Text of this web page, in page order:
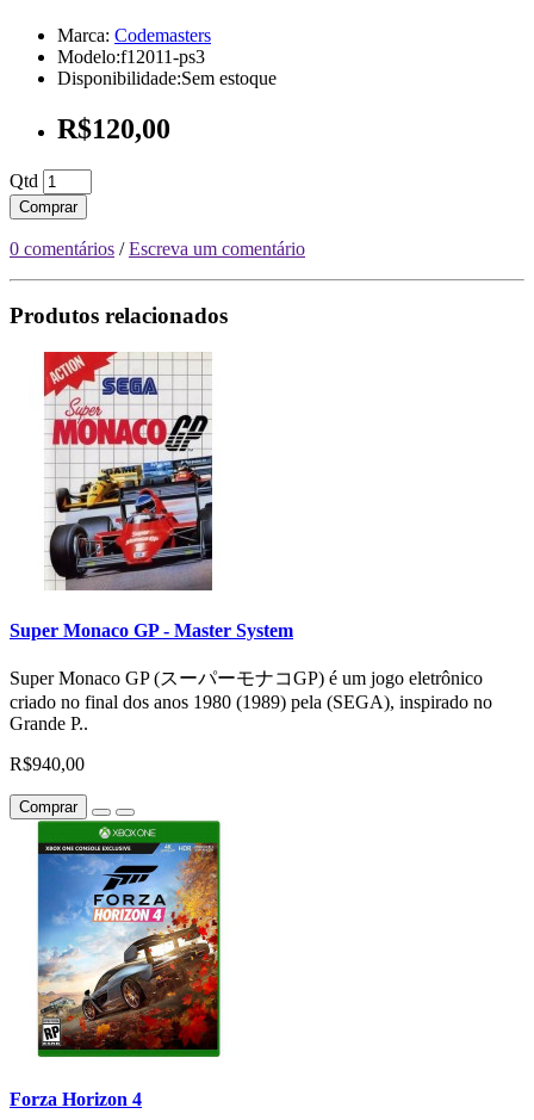
Marca: Codemasters
Modelo:f12011-ps3
Disponibilidade:Sem estoque
R$120,00
Qtd
Comprar
0 comentários /Escreva um comentário
Produtos relacionados
Super Monaco GP - Master System
Super Monaco GP (スーパーモナコGP) é um jogo eletrônico
criado no final dos anos 1980 (1989) pela (SEGA), inspirado no
Grande P..
R$940,00
Comprar
Forza Horizon 4